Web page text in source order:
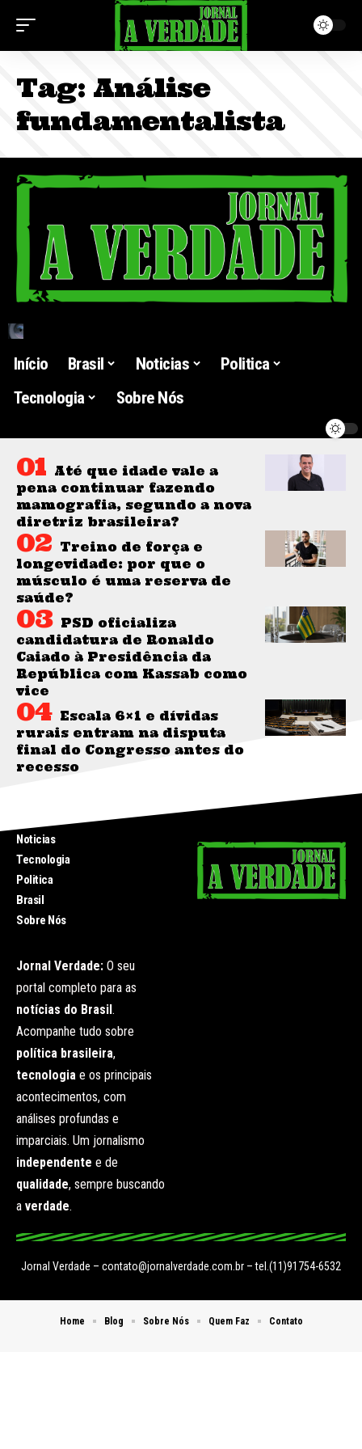
Tag: Análise
fundamentalista
Início Brasil Noticias
Politica
Tecnologia
Sobre Nós
Até que idade vale a
pena continuar fazendo
mamografia, segundo a nova
diretriz brasileira?
Treino de força e
longevidade: por que o
músculo é uma reserva de
saúde?
PSD oficializa
candidatura de Ronaldo
Caiado à Presidência da
República com Kassab como
vice
Escala 6×1 e dívidas
rurais entram na disputa
final do Congresso antes do
recesso
Noticias
Tecnologia
Politica
Brasil
Sobre Nós
Jornal Verdade: O seu
portal completo para as
notícias do Brasil .
Acompanhe tudo sobre
política brasileira,
tecnologia e os principais
acontecimentos, com
análises profundas e
imparciais. Um jornalismo
independente e de
qualidade, sempre buscando
a verdade.
Jornal Verdade – contato@jornalverdade.com.br – tel.(11)91754-6532
Home Blog Sobre Nós Quem Faz Contato